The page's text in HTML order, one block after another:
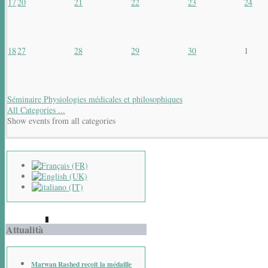
1827 28 29 30 1
Séminaire Physiologies médicales et philosophiques
All Categories ...
Show events from all categories
Attualità
Marwan Rashed reçoit la médaille